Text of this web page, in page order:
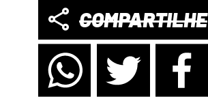
COMPARTILHE